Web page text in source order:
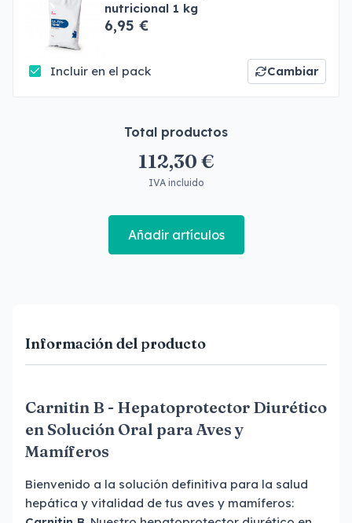
nutricional 1 kg
6,95 €
Incluir en el pack Cambiar
Total productos
112,30 €
IVA incluido
Añadir artículos
Información del producto
Carnitin B - Hepatoprotector Diurético
en Solución Oral para Aves y
Mamíferos
Bienvenido a la solución definitiva para la salud
hepática y vitalidad de tus aves y mamíferos: